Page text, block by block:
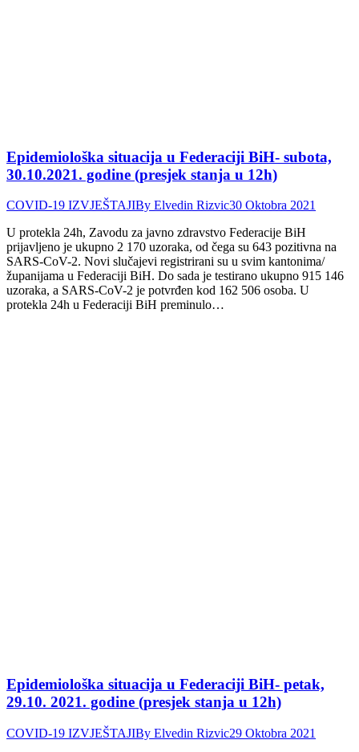
Epidemiološka situacija u Federaciji BiH- subota,
30.10.2021. godine (presjek stanja u 12h)
COVID-19 IZVJEŠTAJIBy Elvedin Rizvic30 Oktobra 2021
U protekla 24h, Zavodu za javno zdravstvo Federacije BiH
prijavljeno je ukupno 2 170 uzoraka, od čega su 643 pozitivna na
SARS-CoV-2. Novi slučajevi registrirani su u svim kantonima/
županijama u Federaciji BiH. Do sada je testirano ukupno 915 146
uzoraka, a SARS-CoV-2 je potvrđen kod 162 506 osoba. U
protekla 24h u Federaciji BiH preminulo…
Epidemiološka situacija u Federaciji BiH- petak,
29.10. 2021. godine (presjek stanja u 12h)
COVID-19 IZVJEŠTAJIBy Elvedin Rizvic29 Oktobra 2021